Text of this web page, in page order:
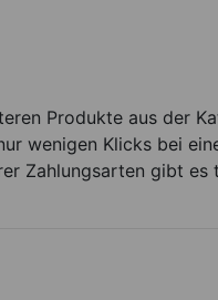
Produkte aus der
wenigen Klicks bei
Zahlungsarten gibt es